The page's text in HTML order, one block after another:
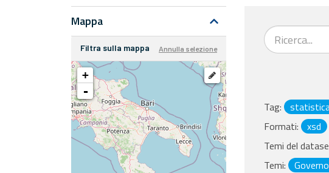
Mappa
Filtra sulla mappa Annulla selezione
+
-
Tag:
Formati:
xsd
Temi del
Temi: